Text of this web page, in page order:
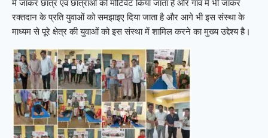
में जाकर छात्र एवं छात्राओं को मोटिवेट किया जाता है और गांव में भी जाकर
रक्तदान के प्रति युवाओं को समझाइए दिया जाता है और आगे भी इस संस्था के
माध्यम से पूरे क्षेत्र की युवाओं को इस संस्था में शामिल करने का मुख्य उद्देश्य है।